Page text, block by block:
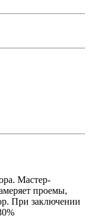
Мастер-
проемы,
При заключении